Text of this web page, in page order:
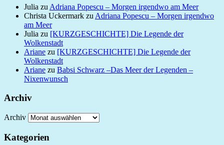
Julia zu Adriana Popescu – Morgen irgendwo am Meer
Christa Uckermark zu Adriana Popescu – Morgen irgendwo
am Meer
Julia zu [KURZGESCHICHTE] Die Legende der
Wolkenstadt
Ariane zu [KURZGESCHICHTE] Die Legende der
Wolkenstadt
Ariane zu Babsi Schwarz –Das Meer der Legenden –
Nixenwunsch
Archiv
Archiv
Kategorien